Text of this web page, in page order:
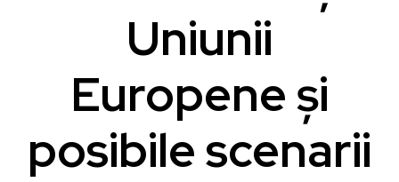
Uniunii
Europene și
posibile scenarii